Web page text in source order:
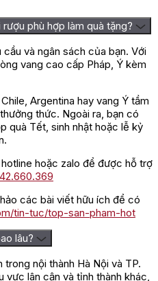
phù hợp làm quà tặng?
và ngân sách của bạn. Với
vang cao cấp Pháp, Ý kèm
Argentina hay vang Ý tầm
thức. Ngoài ra, bạn có
quà Tết, sinh nhật hoặc lễ kỷ
hoặc zalo để được hỗ trợ
các bài viết hữu ích để có
tin-tuc/top-san-pham-hot
lâu?
trong nội thành Hà Nội và TP.
vực lân cận và tỉnh thành khác,